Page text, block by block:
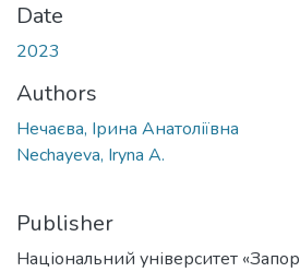
Date
2023
Authors
Нечаєва, Ірина Анатоліївна
Nechayeva, Iryna A.
Publisher
Національний університет